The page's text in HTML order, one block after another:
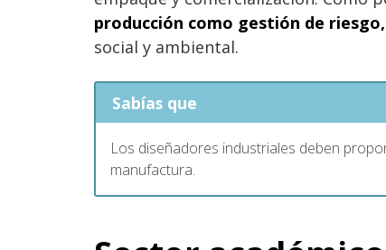
producción como gestión de
social y ambiental.
Sabías que
Los diseñadores industriales deben
manufactura.